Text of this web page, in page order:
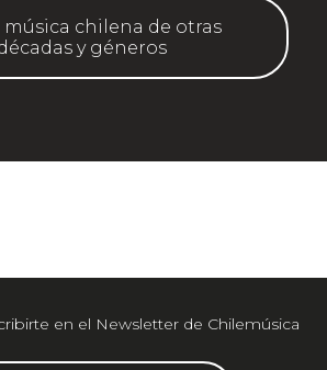
música chilena de otras
y géneros
en el Newsletter de Chilemúsica